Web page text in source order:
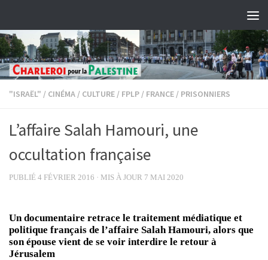
"ISRAËL" / CINÉMA / CULTURE / FPLP / FRANCE / PRISONNIERS
L’affaire Salah Hamouri, une
occultation française
PUBLIÉ 4 FÉVRIER 2016 · MIS À JOUR 7 MAI 2020
Un documentaire retrace le traitement médiatique et
politique français de l’affaire Salah Hamouri, alors que
son épouse vient de se voir interdire le retour à
Jérusalem